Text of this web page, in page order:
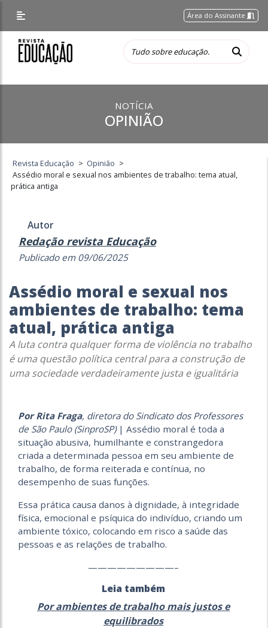
Área do Assinante
NOTÍCIA
OPINIÃO
Revista Educação > Opinião >
Assédio moral e sexual nos ambientes de trabalho: tema atual,
prática antiga
Autor
Redação revista Educação
Publicado em 09/06/2025
Assédio moral e sexual nos
ambientes de trabalho: tema
atual, prática antiga
A luta contra qualquer forma de violência no trabalho
é uma questão política central para a construção de
uma sociedade verdadeiramente justa e igualitária
Por Rita Fraga, diretora do Sindicato dos Professores
de São Paulo (SinproSP) | Assédio moral é toda a
situação abusiva, humilhante e constrangedora
criada a determinada pessoa em seu ambiente de
trabalho, de forma reiterada e contínua, no
desempenho de suas funções.
Essa prática causa danos à dignidade, à integridade
física, emocional e psíquica do indivíduo, criando um
ambiente tóxico, colocando em risco a saúde das
pessoas e as relações de trabalho.
—————————–
Leia também
Por ambientes de trabalho mais justos e
equilibrados